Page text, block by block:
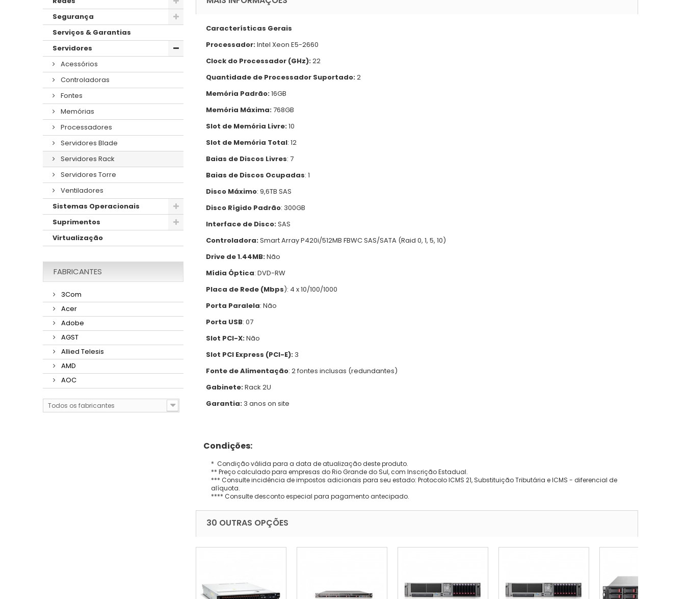
Segurança
Serviços & Garantias
Servidores
Acessórios
Controladoras
Fontes
Memórias
Processadores
Servidores Blade
Servidores Rack
Servidores Torre
Ventiladores
Sistemas Operacionais
Suprimentos
Virtualização
FABRICANTES
3Com
Acer
Adobe
AGST
Allied Telesis
AMD
AOC
Todos os fabricantes
Características Gerais
Processador:Intel Xeon E5-2660
Clock do Processador (GHz):22
Quantidade de Processador Suportado:2
Memória Padrão:16GB
Memória Máxima:768GB
Slot de Memória Livre:10
Slot de Memória Total: 12
Baias de Discos Livres: 7
Baias de Discos Ocupadas: 1
Disco Máximo: 9,6TB SAS
Disco Rígido Padrão: 300GB
Interface de Disco:SAS
Controladora:Smart Array P420i/512MB FBWC SAS/SATA (Raid 0, 1, 5, 10)
Drive de 1.44MB:Não
Mídia Óptica: DVD-RW
Placa de Rede (Mbps): 4 x 10/100/1000
Porta Paralela: Não
Porta USB: 07
Slot PCI-X:Não
Slot PCI Express (PCI-E): 3
Fonte de Alimentação: 2 fontes inclusas (redundantes)
Gabinete:Rack 2U
Garantia: 3 anos on site
Condições:
* Condição válida para a data de atualização deste produto.
** Preço calculado para empresas do Rio Grande do Sul, com Inscrição Estadual.
*** Consulte incidência de impostos adicionais para seu estado: Protocolo ICMS 21, Substituição Tributária e ICMS - diferencial de
alíquota.
**** Consulte desconto especial para pagamento antecipado.
30 OUTRAS OPÇÕES